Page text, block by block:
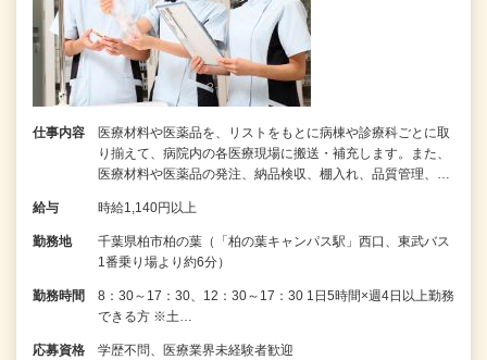
仕事内容
医療材料や医薬品を、リストをもとに病棟や診療科ごとに取
り揃えて、病院内の各医療現場に搬送・補充します。また、
医療材料や医薬品の発注、納品検収、棚入れ、品質管理、…
給与 時給1,140円以上
勤務地
千葉県柏市柏の葉（「柏の葉キャンパス駅」西口、東武バス
1番乗り場より約6分）
勤務時間
8：30～17：30、12：30～17：30 1日5時間×週4日以上勤務
できる方 ※土…
応募資格 学歴不問、医療業界未経験者歓迎